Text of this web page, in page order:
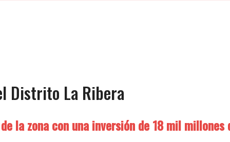
Distrito La Ribera
la zona con una inversión de 18 mil millones